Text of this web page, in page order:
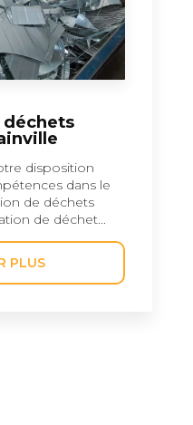
déchets
disposition
dans le
de déchets
de déchet...
PLUS